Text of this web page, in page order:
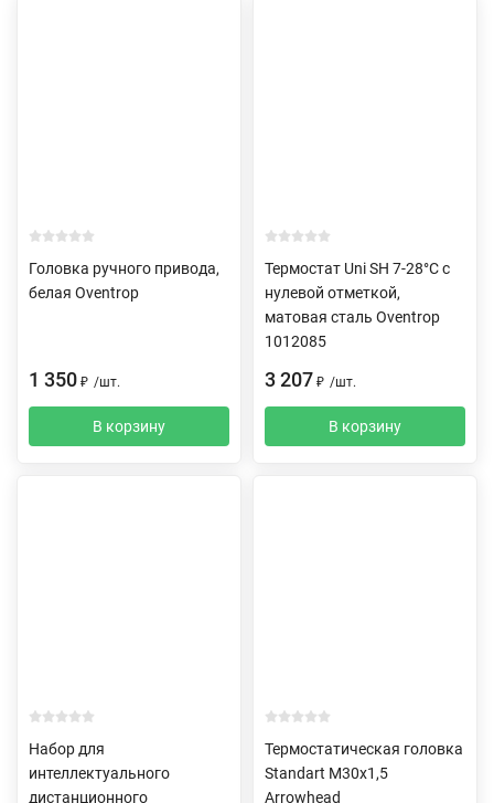
Головка ручного привода,
белая Oventrop
1 350 ₽ /шт.
В корзину
Термостат Uni SH 7-28°C с
нулевой отметкой,
матовая сталь Oventrop
1012085
3 207 ₽ /шт.
В корзину
Набор для
интеллектуального
дистанционного
Термостатическая головка
Standart M30х1,5
Arrowhead